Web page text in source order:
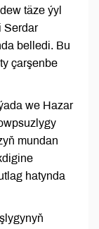
täze ýyl
Serdar
belledi. Bu
çarşenbe
we Hazar
mundan
hatynda